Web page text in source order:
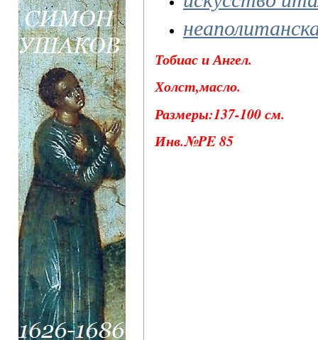
Тобиас и Ангел.
Холст,масло.
Размеры:137-100 см.
Инв.№PE 85